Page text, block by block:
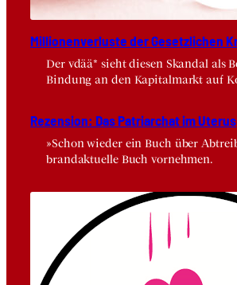
Mil­lio­nen­ver­lus­te der Gesetz­li­chen
Der vdää* sieht diesen Skandal als
Bindung an den Kapitalmarkt auf
Rezen­si­on: Das Patri­ar­chat im Ute­rus
»Schon wieder ein Buch über
brandaktuelle Buch vornehmen.